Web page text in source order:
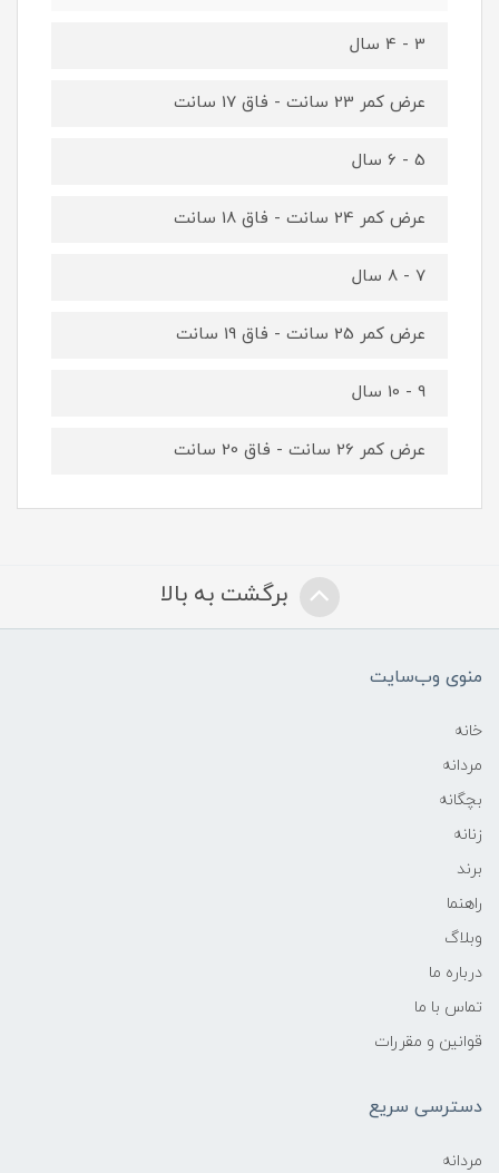
3 - 4 سال
عرض کمر 23 سانت - فاق 17 سانت
5 - 6 سال
عرض کمر 24 سانت - فاق 18 سانت
7 - 8 سال
عرض کمر 25 سانت - فاق 19 سانت
9 - 10 سال
عرض کمر 26 سانت - فاق 20 سانت
برگشت به بالا
منوی وب‌سایت
خانه
مردانه
بچگانه
زنانه
برند
راهنما
وبلاگ
درباره ما
تماس با ما
قوانین و مقررات
دسترسی سریع
مردانه